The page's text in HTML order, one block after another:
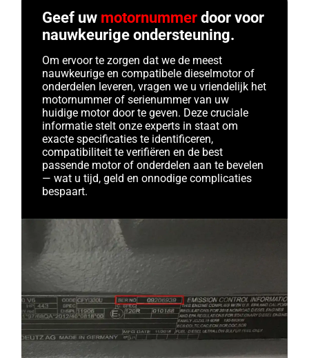
Geef uw motornummer door voor
nauwkeurige ondersteuning.
Om ervoor te zorgen dat we de meest
nauwkeurige en compatibele dieselmotor of
onderdelen leveren, vragen we u vriendelijk het
motornummer of serienummer van uw
huidige motor door te geven. Deze cruciale
informatie stelt onze experts in staat om
exacte specificaties te identificeren,
compatibiliteit te verifiëren en de best
passende motor of onderdelen aan te bevelen
— wat u tijd, geld en onnodige complicaties
bespaart.